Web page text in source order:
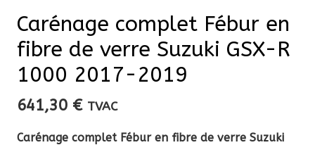
Carénage complet Fébur en
fibre de verre Suzuki GSX-R
1000 2017-2019
641,30 € TVAC
Carénage complet Fébur en fibre de verre Suzuki